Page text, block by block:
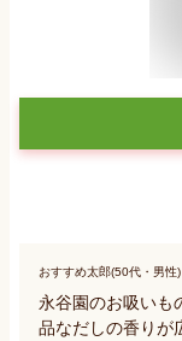
おすすめ太郎(50代・男性)
永谷園のお吸いも
品なだしの香りが